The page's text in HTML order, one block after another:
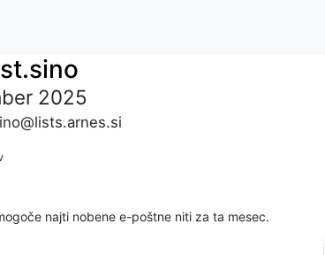
2025
najti nobene e-poštne niti za ta mesec.